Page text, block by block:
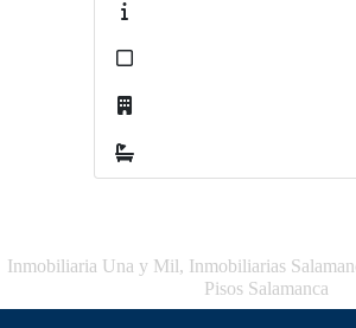
Inmobiliaria Una y Mil, Inmobiliarias
Pisos Salamanca